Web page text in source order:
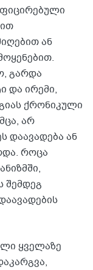
ან
გარდა
და ირემი,
ქრონიკული
არ
დაავადება ან
როცა
შემდეგ
ყველაზე